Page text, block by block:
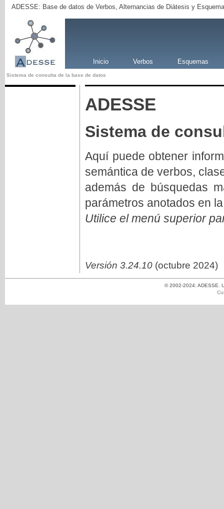
ADESSE: Base de datos de Verbos, Alternancias de Diátesis y
Inicio Verbos Esquemas
Sistema de consulta de la base de datos
ADESSE
Sistema de
Aquí puede obtener
semántica de verbos,
además de búsquedas
parámetros anotados en
Utilice el menú superior
Versión 3.24.10 (octubre 2024)
© 2002-2024: ADESSE.